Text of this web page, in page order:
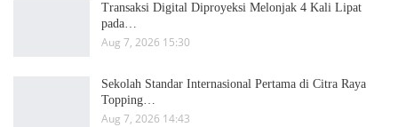
Transaksi Digital Diproyeksi Melonjak 4 Kali Lipat
pada…
Aug 7, 2026 15:30
Sekolah Standar Internasional Pertama di Citra Raya
Topping…
Aug 7, 2026 14:43